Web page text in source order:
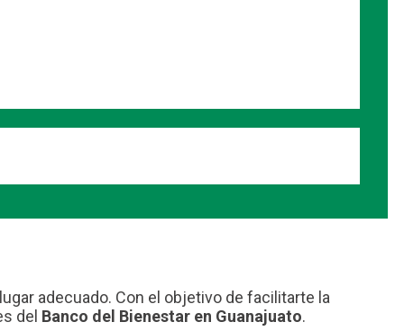
adecuado. Con el objetivo de facilitarte la
del Banco del Bienestar en Guanajuato.